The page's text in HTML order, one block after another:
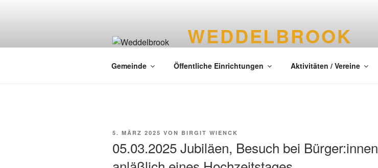
WEDDELBROOK
Gemeinde Öffentliche Einrichtungen Aktivitäten / Vereine
5. MÄRZ 2025 VON BIRGIT WIENCK
05.03.2025 Jubiläen, Besuch bei Bürger:innen